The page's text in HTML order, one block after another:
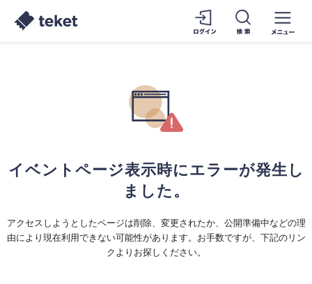
イベントページ表示時にエラーが発生し
ました。
アクセスしようとしたページは削除、変更されたか、公開準備中などの理
由により現在利用できない可能性があります。お手数ですが、下記のリン
クよりお探しください。